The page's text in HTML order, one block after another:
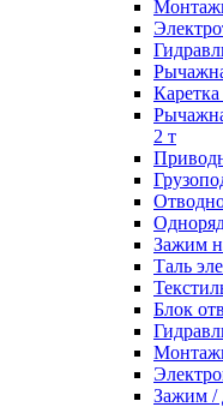
2 т
Зажим
Таль
Блок
Зажим /